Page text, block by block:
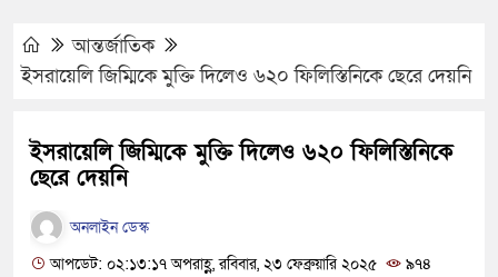
আন্তর্জাতিক
ইসরায়েলি জিম্মিকে মুক্তি দিলেও ৬২০ ফিলিস্তিনিকে ছেরে দেয়নি
ইসরায়েলি জিম্মিকে মুক্তি দিলেও ৬২০ ফিলিস্তিনিকে
ছেরে দেয়নি
অনলাইন ডেস্ক
আপডেট: ০২:১৩:১৭ অপরাহ্ণ, রবিবার, ২৩ ফেব্রুয়ারি ২০২৫
৯৭৪